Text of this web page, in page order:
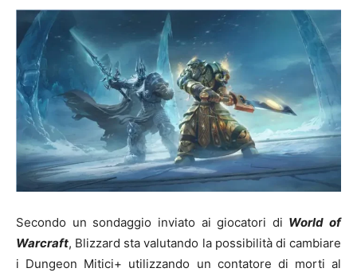
Secondo un sondaggio inviato ai giocatori di World of
Warcraft, Blizzard sta valutando la possibilità di cambiare
i Dungeon Mitici+ utilizzando un contatore di morti al